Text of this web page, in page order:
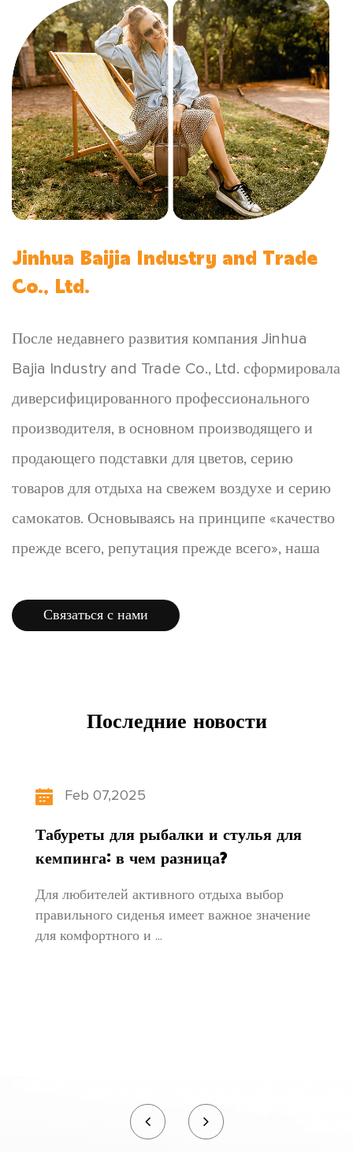
Jinhua Baijia Industry and Trade
Co., Ltd.
После недавнего развития компания Jinhua
Bajia Industry and Trade Co., Ltd. сформировала
диверсифицированного профессионального
производителя, в основном производящего и
продающего подставки для цветов, серию
товаров для отдыха на свежем воздухе и серию
самокатов. Основываясь на принципе «качество
прежде всего, репутация прежде всего», наша
продукции, новинки и доступные цены, которые
Восточную Азию и другие страны и регионы.
ориентированные на людей», наша фабрика
продукции, уделяет внимание развитию
отвечающих потребностям каждого!
Связаться с нами
Последние новости
Feb 07,2025
Табуреты для рыбалки и стулья для
кемпинга: в чем разница?
Для любителей активного отдыха выбор
правильного сиденья имеет важное значение
для комфортного и ...